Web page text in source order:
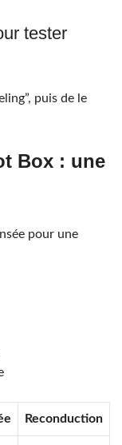
tester
puis de le
Box : une
pour une
Reconduction